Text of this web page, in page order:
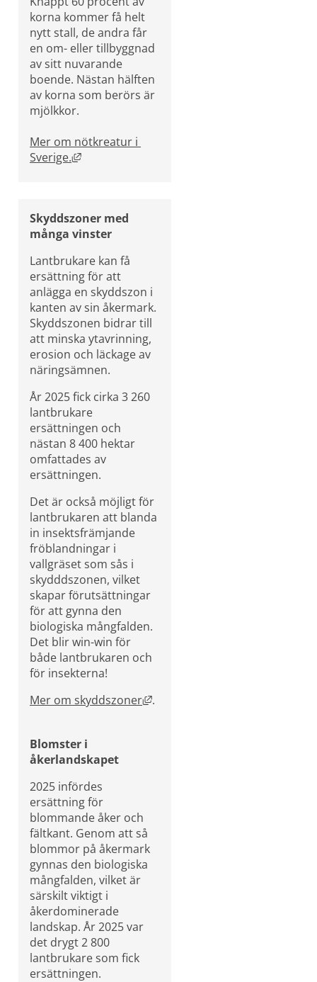
korna kommer få helt
nytt stall, de andra får
en om- eller tillbyggnad
av sitt nuvarande
boende. Nästan hälften
av korna som berörs är
mjölkkor.
Mer om nötkreatur i
Sverige.
Länk till annan webbplats, öppnas i nytt
Skyddszoner med
många vinster
Lantbrukare kan få
ersättning för att
anlägga en skyddszon i
kanten av sin åkermark.
Skyddszonen bidrar till
att minska ytavrinning,
erosion och läckage av
näringsämnen.
År 2025 fick cirka 3 260
lantbrukare
ersättningen och
nästan 8 400 hektar
omfattades av
ersättningen.
Det är också möjligt för
lantbrukaren att blanda
in insektsfrämjande
fröblandningar i
vallgräset som sås i
skydddszonen, vilket
skapar förutsättningar
för att gynna den
biologiska mångfalden.
Det blir win-win för
både lantbrukaren och
för insekterna!
Mer om skyddszoner Länk till annan webbplats,
.
Blomster i
åkerlandskapet
2025 infördes
ersättning för
blommande åker och
fältkant. Genom att så
blommor på åkermark
gynnas den biologiska
mångfalden, vilket är
särskilt viktigt i
åkerdominerade
landskap. År 2025 var
det drygt 2 800
lantbrukare som fick
ersättningen.